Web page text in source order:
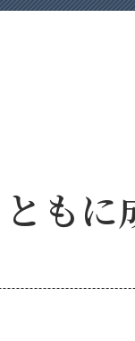
もに